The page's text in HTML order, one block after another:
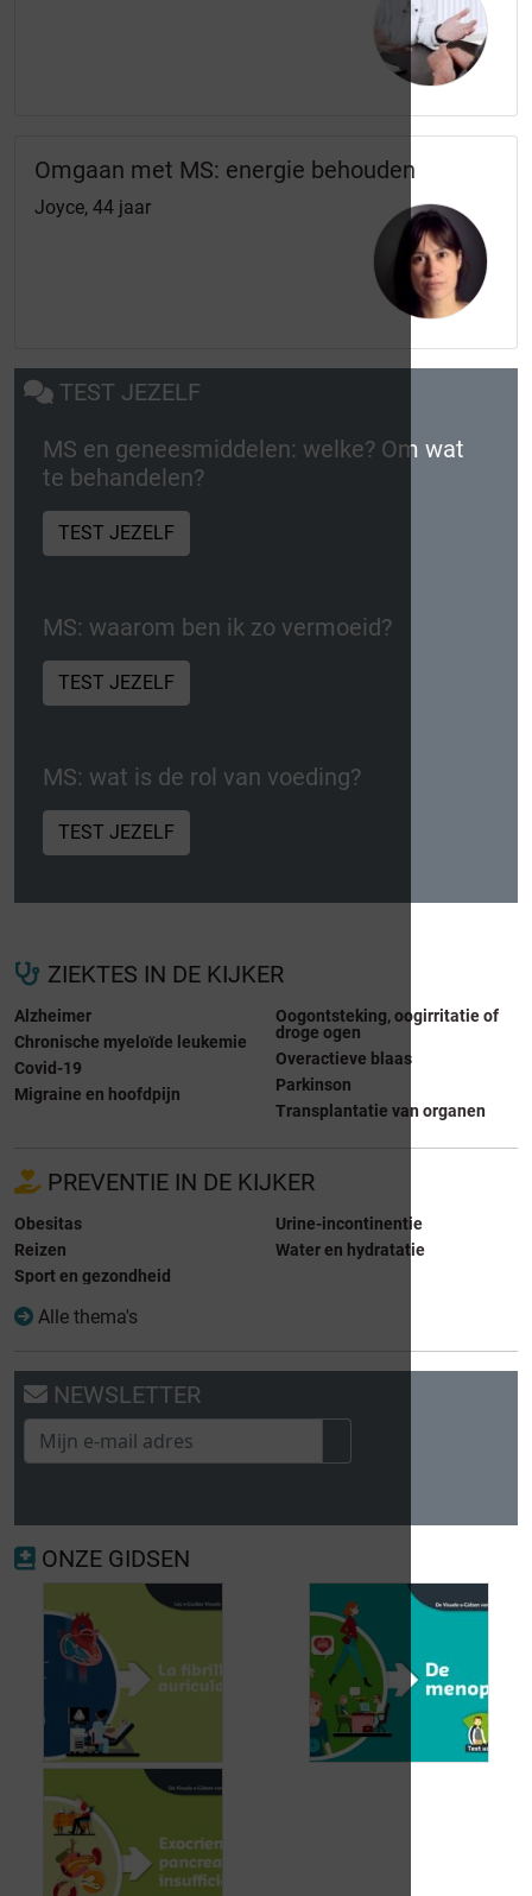
Omgaan met MS: energie behouden
Joyce, 44 jaar
TEST JEZELF
MS en geneesmiddelen: welke? Om wat
te behandelen?
TEST JEZELF
MS: waarom ben ik zo vermoeid?
TEST JEZELF
MS: wat is de rol van voeding?
TEST JEZELF
ZIEKTES IN DE KIJKER
Alzheimer
Chronische myeloïde leukemie
Covid-19
Migraine en hoofdpijn
Oogontsteking, oogirritatie of
droge ogen
Overactieve blaas
Parkinson
Transplantatie van organen
PREVENTIE IN DE KIJKER
Obesitas
Reizen
Sport en gezondheid
Urine-incontinentie
Water en hydratatie
Alle thema's
NEWSLETTER
ONZE GIDSEN